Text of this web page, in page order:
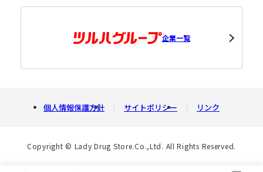
企業一覧
個人情報保護方針 サイトポリシー リンク
Copyright © Lady Drug Store.Co.,Ltd. All Rights Reserved.